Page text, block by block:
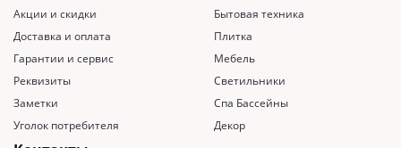
Акции и скидки
Доставка и оплата
Гарантии и сервис
Реквизиты
Заметки
Уголок потребителя
Бытовая техника
Плитка
Мебель
Светильники
Спа Бассейны
Декор